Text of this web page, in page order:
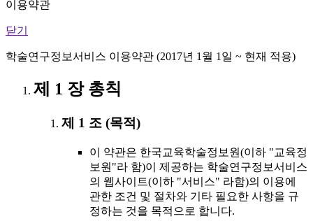
이용약관
닫기
학술연구정보서비스 이용약관 (2017년 1월 1일 ~ 현재 적용)
제 1 장 총칙
제 1 조 (목적)
이 약관은 한국교육학술정보원(이하 "교육정
보원"라 함)이 제공하는 학술연구정보서비스
의 웹사이트(이하 "서비스" 라함)의 이용에
관한 조건 및 절차와 기타 필요한 사항을 규
정하는 것을 목적으로 합니다.